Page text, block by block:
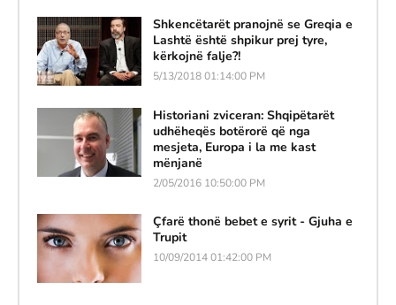
Shkencëtarët pranojnë se Greqia e
Lashtë është shpikur prej tyre,
kërkojnë falje?!
5/13/2018 01:14:00 PM
Historiani zviceran: Shqipëtarët
udhëheqës botërorë që nga
mesjeta, Europa i la me kast
mënjanë
2/05/2016 10:50:00 PM
Çfarë thonë bebet e syrit - Gjuha e
Trupit
10/09/2014 01:42:00 PM